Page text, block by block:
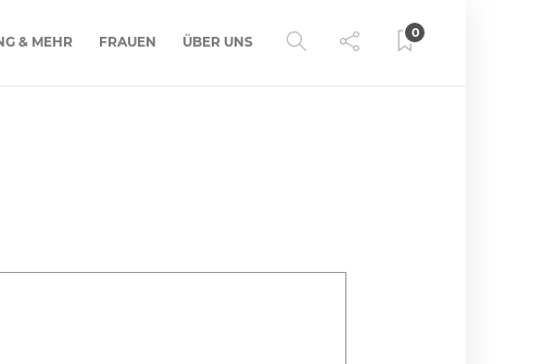
& MEHR FRAUEN ÜBER UNS
0